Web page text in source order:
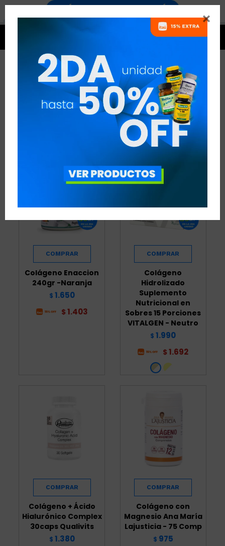

COLÁGENO Y ÁCIDO
HIALURÓNICO
RECOMENDADOS
Colágeno Enaccion
240gr -Naranja
$ 1.650
$ 1.403
Colágeno
Hidrolizado
Suplemento
Nutricional en
Sobres 15 Porciones
VITALGEN - Neutro
$ 1.990
$ 1.692
Colágeno + Ácido
Hialurónico Complex
30caps Qualivits
$ 1.380
Colágeno con
Magnesio Ana María
Lajusticia - 75 Comp
$ 975